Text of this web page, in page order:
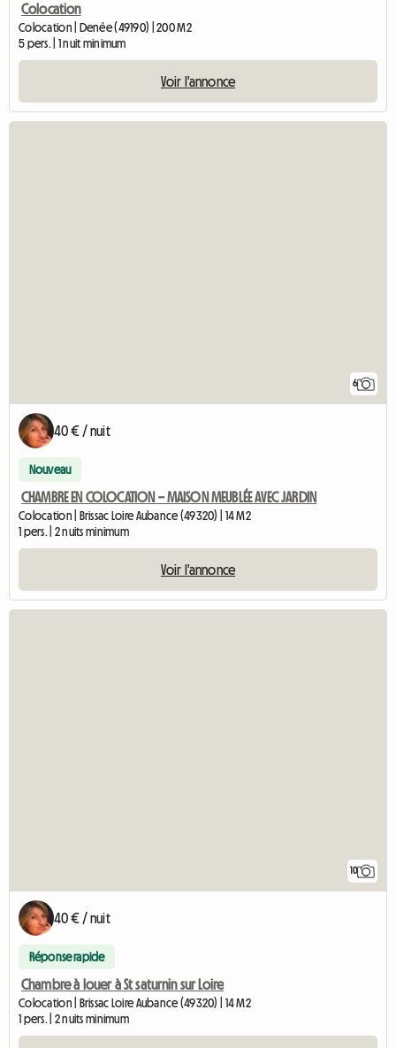
Colocation
Colocation | Denée (49190) | 200 M2
5 pers. | 1 nuit minimum
Voir l'annonce
6
40 € / nuit
Nouveau
CHAMBRE EN COLOCATION – MAISON MEUBLÉE AVEC JARDIN
Colocation | Brissac Loire Aubance (49320) | 14 M2
1 pers. | 2 nuits minimum
Voir l'annonce
10
40 € / nuit
Réponse rapide
Chambre à louer à St saturnin sur Loire
Colocation | Brissac Loire Aubance (49320) | 14 M2
1 pers. | 2 nuits minimum